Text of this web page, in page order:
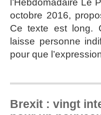
l’Hebdomadaire Le
octobre 2016,
Ce texte est long.
laisse personne
pour que
Brexit : vingt